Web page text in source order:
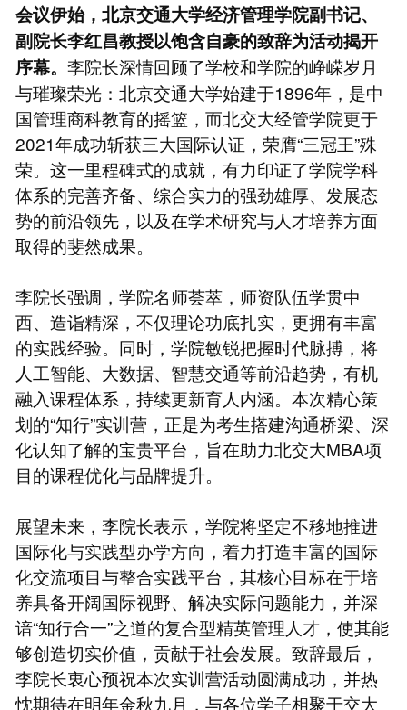
会议伊始，北京交通大学经济管理学院副书记、
副院长李红昌教授以饱含自豪的致辞为活动揭开
序幕。 李院长深情回顾了学校和学院的峥嵘岁月
与璀璨荣光：北京交通大学始建于1896年，是中
国管理商科教育的摇篮，而北交大经管学院更于
2021年成功斩获三大国际认证，荣膺“三冠王”殊
荣。这一里程碑式的成就，有力印证了学院学科
体系的完善齐备、综合实力的强劲雄厚、发展态
势的前沿领先，以及在学术研究与人才培养方面
取得的斐然成果。
李院长强调，学院名师荟萃，师资队伍学贯中
西、造诣精深，不仅理论功底扎实，更拥有丰富
的实践经验。同时，学院敏锐把握时代脉搏，将
人工智能、大数据、智慧交通等前沿趋势，有机
融入课程体系，持续更新育人内涵。本次精心策
划的“知行”实训营，正是为考生搭建沟通桥梁、深
化认知了解的宝贵平台，旨在助力北交大MBA项
目的课程优化与品牌提升。
展望未来，李院长表示，学院将坚定不移地推进
国际化与实践型办学方向，着力打造丰富的国际
化交流项目与整合实践平台，其核心目标在于培
养具备开阔国际视野、解决实际问题能力，并深
谙“知行合一”之道的复合型精英管理人才，使其能
够创造切实价值，贡献于社会发展。致辞最后，
李院长衷心预祝本次实训营活动圆满成功，并热
忱期待在明年金秋九月，与各位学子相聚于交大